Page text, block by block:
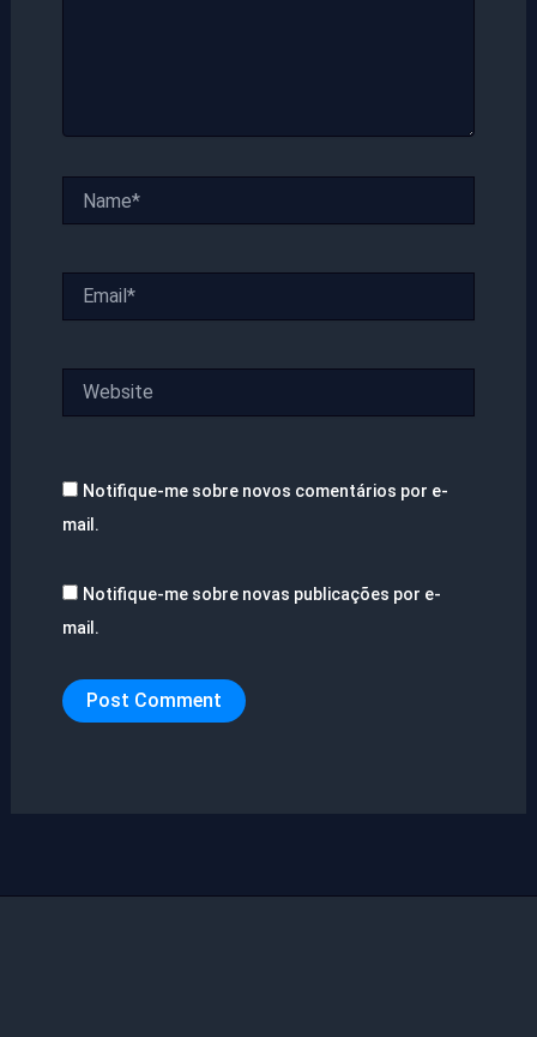
Notifique-me sobre novos comentários por e-
mail.
Notifique-me sobre novas publicações por e-
mail.